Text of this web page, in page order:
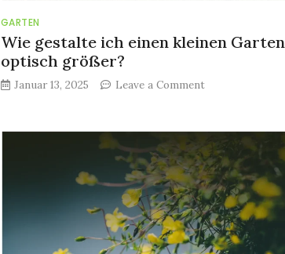
GARTEN
Wie gestalte ich einen kleinen Garten
optisch größer?
Januar 13, 2025 Leave a Commenton
ich
einen
kleinen
Garten
optisch
größer?